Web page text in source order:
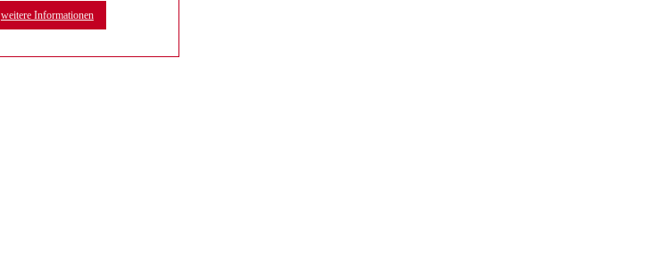
weitere Informationen